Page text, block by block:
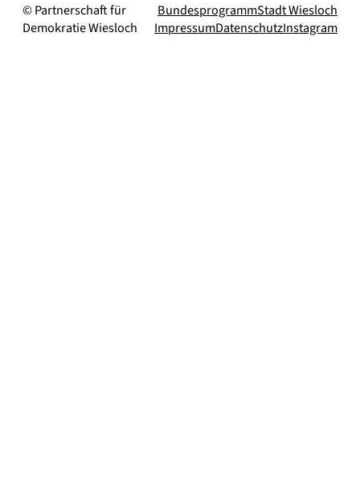
© Partnerschaft für
Demokratie Wiesloch
BundesprogrammStadt Wiesloch
ImpressumDatenschutzInstagram